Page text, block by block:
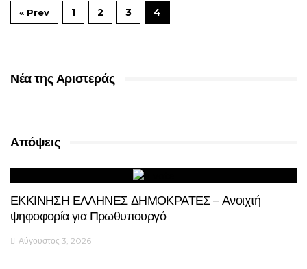
« Prev 1 2 3 4
Νέα της Αριστεράς
Απόψεις
ΕΚΚΙΝΗΣΗ ΕΛΛΗΝΕΣ ΔΗΜΟΚΡΑΤΕΣ – Ανοιχτή
ψηφοφορία για Πρωθυπουργό
Αύγουστος 3, 2026